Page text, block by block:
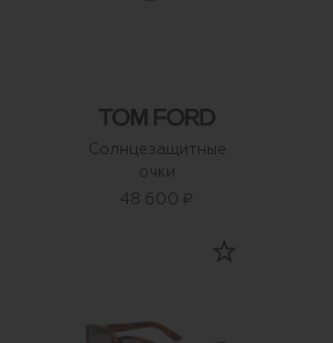
Солнцезащитные
очки
48 600 ₽